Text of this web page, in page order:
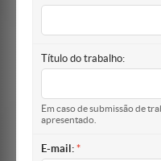
Título do trabalho:
Em caso de submissão de
apresentado.
E-mail: